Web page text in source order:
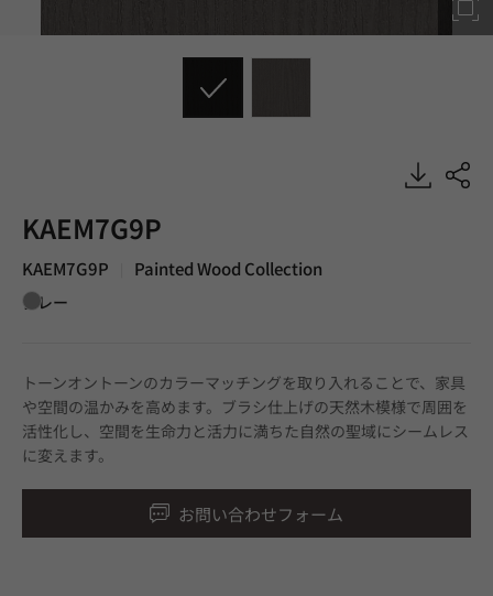
KAEM7G9P
KAEM7G9P Painted Wood Collection
グレー
トーンオントーンのカラーマッチングを取り入れることで、家具
や空間の温かみを高めます。ブラシ仕上げの天然木模様で周囲を
活性化し、空間を生命力と活力に満ちた自然の聖域にシームレス
に変えます。
お問い合わせフォーム